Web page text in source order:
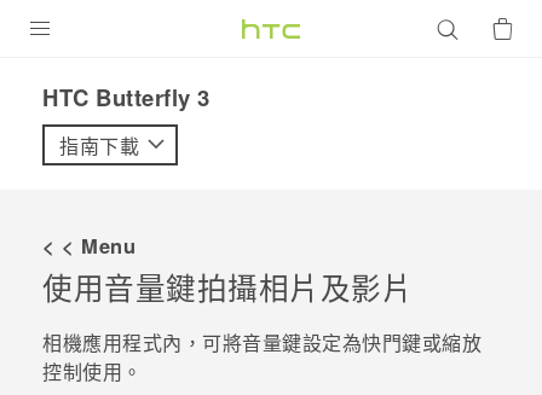
VIVE
配件
優惠專區
HTC Butterfly 3‎
指南下載
< < Menu
使用音量鍵拍攝相片及影片
相機應用程式內，可將音量鍵設定為快門鍵或縮放
控制使用。